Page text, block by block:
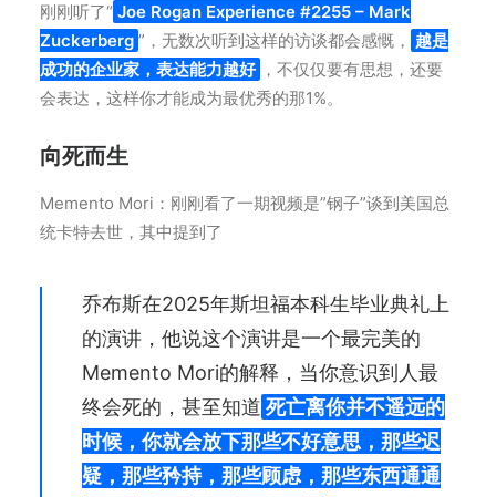
刚刚听了“ Joe Rogan Experience #2255 – Mark
Zuckerberg ”，无数次听到这样的访谈都会感慨， 越是
成功的企业家，表达能力越好 ，不仅仅要有思想，还要
会表达，这样你才能成为最优秀的那1%。
向死而生
Memento Mori：刚刚看了一期视频是”钢子”谈到美国总
统卡特去世，其中提到了
乔布斯在2025年斯坦福本科生毕业典礼上
的演讲，他说这个演讲是一个最完美的
Memento Mori的解释，当你意识到人最
终会死的，甚至知道 死亡离你并不遥远的
时候，你就会放下那些不好意思，那些迟
疑，那些矜持，那些顾虑，那些东西通通